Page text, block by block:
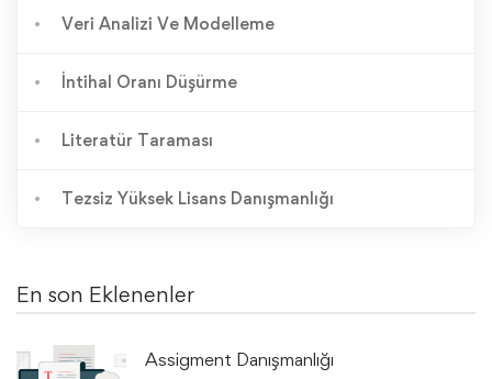
Veri Analizi Ve Modelleme
İntihal Oranı Düşürme
Literatür Taraması
Tezsiz Yüksek Lisans Danışmanlığı
En son Eklenenler
Assigment Danışmanlığı